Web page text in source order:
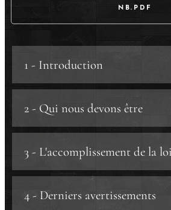
NB.PDF
1 - Introduction
2 - Qui nous devons être
béatitudes.
a.2) La deuxième partie
3 - L'accomplissement de la loi
4 - Derniers avertissements